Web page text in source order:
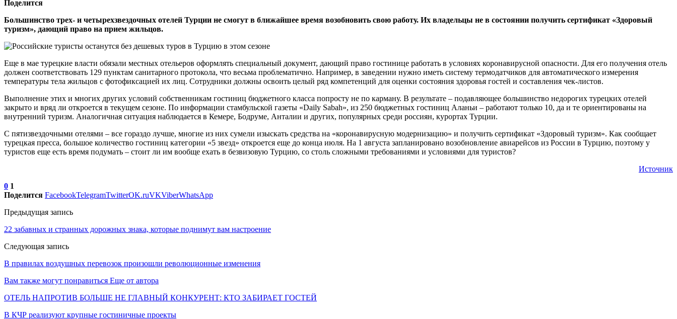
Поделится
Большинство трех- и четырехзвездочных отелей Турции не смогут в ближайшее время возобновить свою работу. Их владельцы не в состоянии получить сертификат «Здоровый
туризм», дающий право на прием жильцов.
Еще в мае турецкие власти обязали местных отельеров оформлять специальный документ, дающий право гостинице работать в условиях коронавирусной опасности. Для его получения отель
должен соответствовать 129 пунктам санитарного протокола, что весьма проблематично. Например, в заведении нужно иметь систему термодатчиков для автоматического измерения
температуры тела жильцов с фотофиксацией их лиц. Сотрудники должны освоить целый ряд компетенций для оценки состояния здоровья гостей и составления чек-листов.
Выполнение этих и многих других условий собственникам гостиниц бюджетного класса попросту не по карману. В результате – подавляющее большинство недорогих турецких отелей
закрыто и вряд ли откроется в текущем сезоне. По информации стамбульской газеты «Daily Sabah», из 250 бюджетных гостиниц Аланьи – работают только 10, да и те ориентированы на
внутренний туризм. Аналогичная ситуация наблюдается в Кемере, Бодруме, Анталии и других, популярных среди россиян, курортах Турции.
С пятизвездочными отелями – все гораздо лучше, многие из них сумели изыскать средства на «коронавирусную модернизацию» и получить сертификат «Здоровый туризм». Как сообщает
турецкая пресса, большое количество гостиниц категории «5 звезд» откроется еще до конца июля. На 1 августа запланировано возобновление авиарейсов из России в Турцию, поэтому у
туристов еще есть время подумать – стоит ли им вообще ехать в безвизовую Турцию, со столь сложными требованиями и условиями для туристов?
Источник
0 1
Поделится FacebookTelegramTwitterOK.ruVKViberWhatsApp
Предыдущая запись
22 забавных и странных дорожных знака, которые поднимут вам настроение
Следующая запись
В правилах воздушных перевозок произошли революционные изменения
Вам также могут понравиться Еще от автора
ОТЕЛЬ НАПРОТИВ БОЛЬШЕ НЕ ГЛАВНЫЙ КОНКУРЕНТ: КТО ЗАБИРАЕТ ГОСТЕЙ
В КЧР реализуют крупные гостиничные проекты